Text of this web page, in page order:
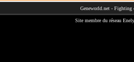
Geneworld.net - Fighting
Site membre du réseau